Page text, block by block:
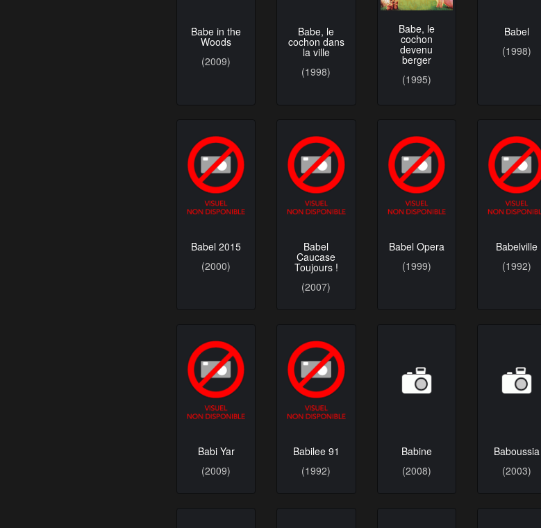
Babe in the
Woods
(2009)
Babe, le
cochon dans
la ville
(1998)
Babe, le
cochon
devenu
berger
(1995)
Babel
(1998)
Babel 2015
(2000)
Babel
Caucase
Toujours !
(2007)
Babel Opera
(1999)
Babelville
(1992)
Babi Yar
(2009)
Babilee 91
(1992)
Babine
(2008)
Baboussia
(2003)